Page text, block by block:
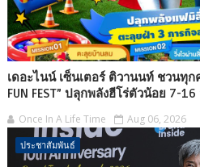
เดอะไนน์ เซ็นเตอร์ ติวานนท์ ชวนทุก
FUN FEST” ปลุกพลังฮีโร่ตัวน้อย 7-
Once In A Life Time Aug 06, 2026
ประชาสัมพันธ์